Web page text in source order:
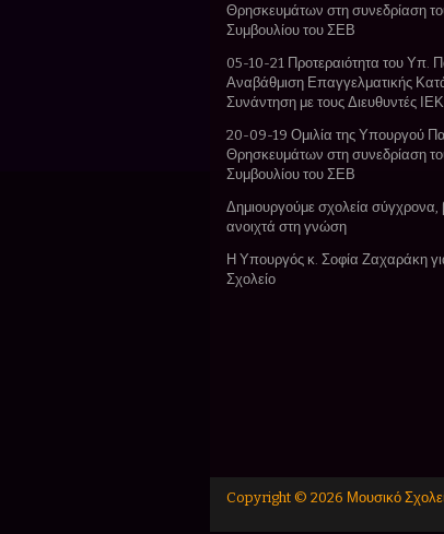
Θρησκευμάτων στη συνεδρίαση
Συμβουλίου του ΣΕΒ
05-10-21 Προτεραιότητα του Υπ.
Αναβάθμιση Επαγγελματικής
Συνάντηση με τους Διευθυντές
20-09-19 Ομιλία της Υπουργού
Θρησκευμάτων στη συνεδρίαση
Συμβουλίου του ΣΕΒ
Δημιουργούμε σχολεία σύγχρονα,
ανοιχτά στη γνώση
Η Υπουργός κ. Σοφία Ζαχαράκη
Σχολείο
Copyright © 2026 Μουσικό